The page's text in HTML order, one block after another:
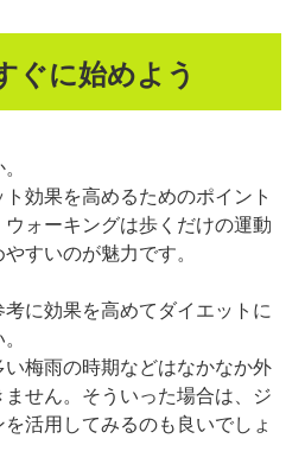
ぐに始めよう
効果を高めるためのポイント
ォーキングは歩くだけの運動
すいのが魅力です。
に効果を高めてダイエットに
梅雨の時期などはなかなか外
せん。そういった場合は、ジ
活用してみるのも良いでしょ